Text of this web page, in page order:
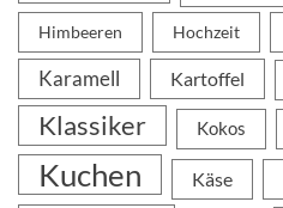
Himbeeren Hochzeit
Karamell Kartoffel
Klassiker Kokos
Kuchen Käse